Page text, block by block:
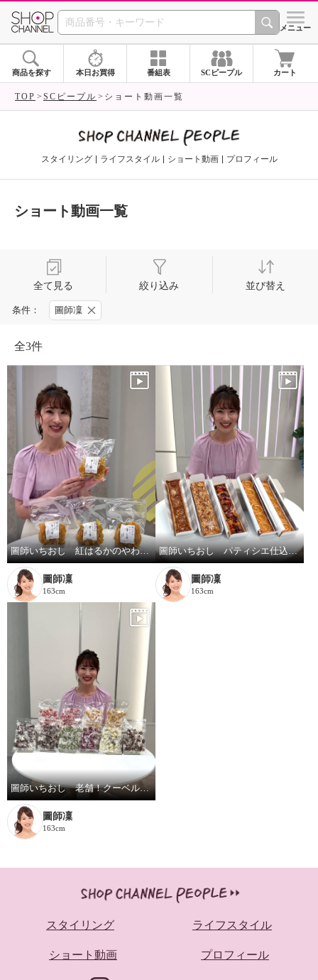
SHOP CHANNEL シメニュー
商品を探す 本日お買得 番組表 SCピープル カート
TOP SCピープル ショート動画一覧
スタイリング ライフスタイル ショート動画 プロフィール
ショート動画一覧
全て見る 絞り込み 並び替え
条件： 圖師凜
全3件
圖師いちおし 紅はるかのやわらか干し芋
圖師凜
163cm
圖師いちおし パティシエ仕込み！本格タルト4ヶ月頒布会
圖師凜
163cm
圖師いちおし 老舗！クーベルチュールのこだわりアーモンドチョコ 7種特別セット
圖師凜
163cm
スタイリング ライフスタイル
ショート動画 プロフィール